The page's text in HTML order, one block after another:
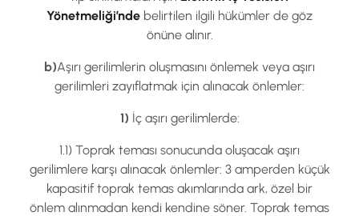
Yönetmeliği’nde belirtilen ilgili hükümler de göz
önüne alınır.
b)Aşırı gerilimlerin oluşmasını önlemek veya aşırı
gerilimleri zayıflatmak için alınacak önlemler:
1) İç aşırı gerilimlerde:
1.1) Toprak teması sonucunda oluşacak aşırı
gerilimlere karşı alınacak önlemler: 3 amperden küçük
kapasitif toprak temas akımlarında ark, özel bir
önlem alınmadan kendi kendine söner. Toprak temas